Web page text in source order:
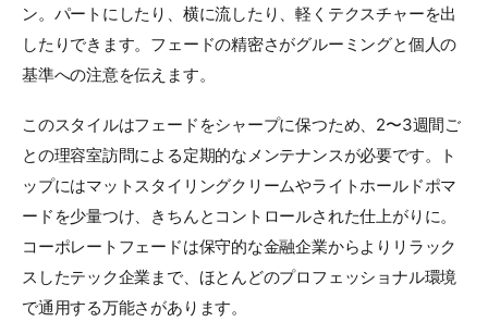
ン。パートにしたり、横に流したり、軽くテクスチャーを出
したりできます。フェードの精密さがグルーミングと個人の
基準への注意を伝えます。
このスタイルはフェードをシャープに保つため、2〜3週間ご
との理容室訪問による定期的なメンテナンスが必要です。ト
ップにはマットスタイリングクリームやライトホールドポマ
ードを少量つけ、きちんとコントロールされた仕上がりに。
コーポレートフェードは保守的な金融企業からよりリラック
スしたテック企業まで、ほとんどのプロフェッショナル環境
で通用する万能さがあります。